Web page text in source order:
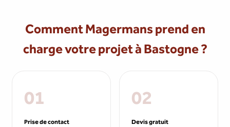
Comment Magermans prend en
charge votre projet à Bastogne ?
01
Prise de contact
02
Devis gratuit